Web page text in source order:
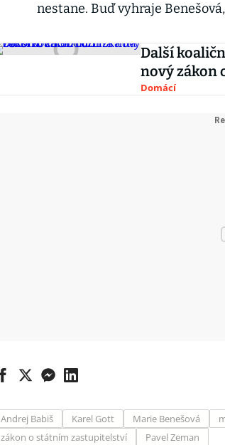
nestane. Buď vyhraje
Další
nový zákon
Domácí
Andrej Babiš Karel Gott Marie Benešová
zákon o státním zastupitelství
Pavel Zeman